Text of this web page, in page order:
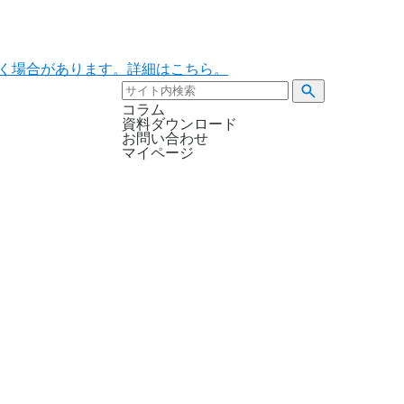
合があります。詳細はこちら。
コラム
資料ダウンロード
お問い合わせ
マイページ